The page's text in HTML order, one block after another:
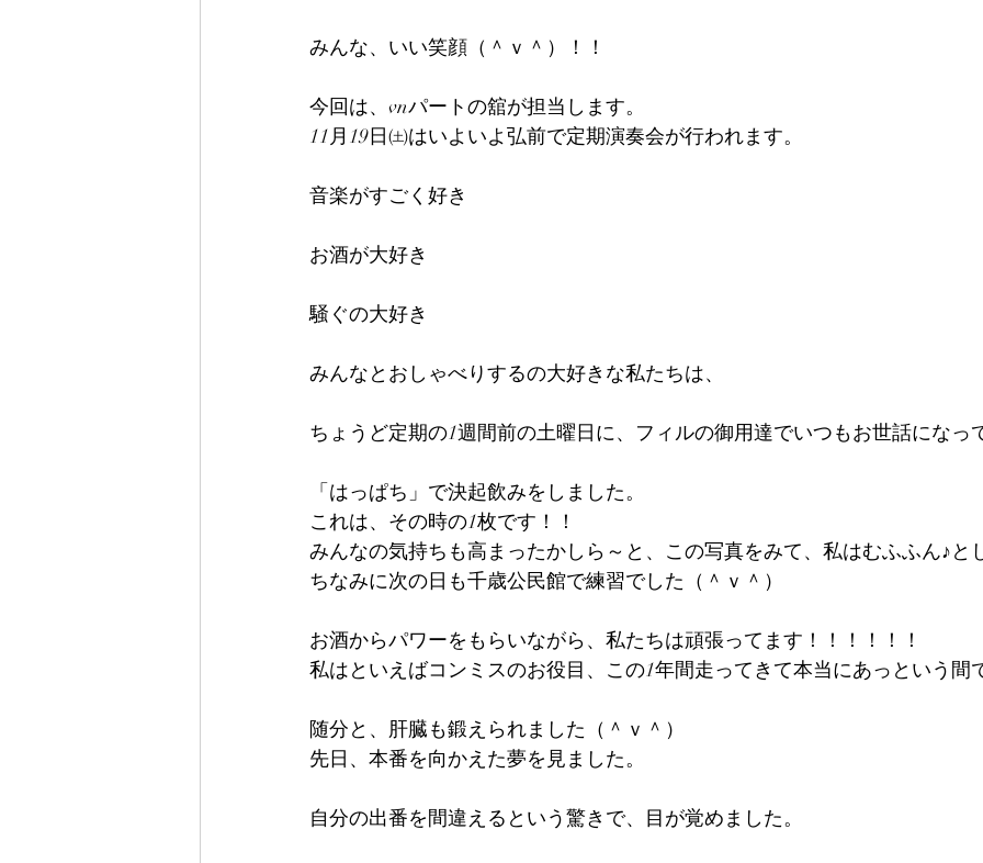
みんな、いい笑顔（＾ｖ＾）！！
今回は、vnパートの舘が担当します。
11月19日㈯はいよいよ弘前で定期演奏会が行われます。
音楽がすごく好き
お酒が大好き
騒ぐの大好き
みんなとおしゃべりするの大好きな私たちは、
ちょうど定期の1週間前の土曜日に、フィルの御用達でいつもお世話になっ
「はっぱち」で決起飲みをしました。
これは、その時の1枚です！！
みんなの気持ちも高まったかしら～と、この写真をみて、私はむふふん♪と
ちなみに次の日も千歳公民館で練習でした（＾ｖ＾）
お酒からパワーをもらいながら、私たちは頑張ってます！！！！！！
私はといえばコンミスのお役目、この1年間走ってきて本当にあっという間
随分と、肝臓も鍛えられました（＾ｖ＾）
先日、本番を向かえた夢を見ました。
自分の出番を間違えるという驚きで、目が覚めました。